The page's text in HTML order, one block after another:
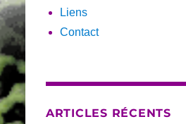
Liens
Contact
ARTICLES RÉCENTS